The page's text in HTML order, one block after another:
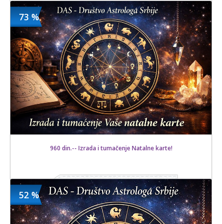
Kupljeno
47 kom.
600 din
1200 din
73 %
960 din.-- Izrada i tumačenje Natalne karte!
Kupljeno
119 kom.
960 din
3600 din
52 %